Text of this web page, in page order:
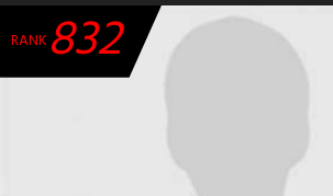
チーム・選手
加盟・登録
RANK 832